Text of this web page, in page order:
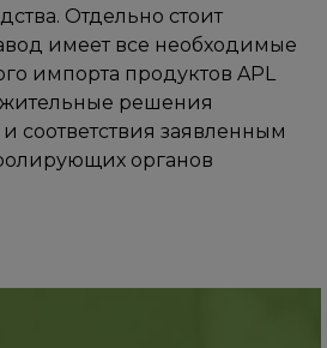
Отдельно стоит
имеет все необходимые
импорта продуктов APL
решения
соответствия заявленным
органов